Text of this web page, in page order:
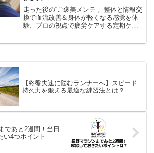
走った後の“ご褒美メンテ”。整体と情報交
換で血流改善＆身体が軽くなる感覚を体
験。プロの視点で疲労ケアする定期ケア
【終盤失速に悩むランナーへ】スピード
持久力を鍛える最適な練習法とは？
であと2週間！当日
い4つポイント